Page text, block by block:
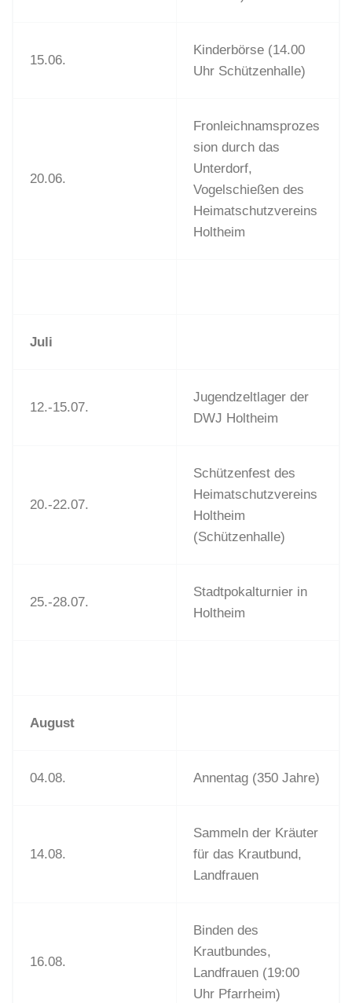
15.06.
Kinderbörse (14.00
Uhr Schützenhalle)
20.06.
Fronleichnamsprozes
sion durch das
Unterdorf,
Vogelschießen des
Heimatschutzvereins
Holtheim
Juli
12.-15.07.
Jugendzeltlager der
DWJ Holtheim
20.-22.07.
Schützenfest des
Heimatschutzvereins
Holtheim
(Schützenhalle)
25.-28.07.
Stadtpokalturnier in
Holtheim
August
04.08. Annentag (350 Jahre)
14.08.
Sammeln der Kräuter
für das Krautbund,
Landfrauen
16.08.
Binden des
Krautbundes,
Landfrauen (19:00
Uhr Pfarrheim)